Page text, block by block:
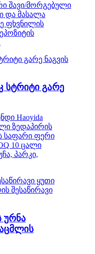
შავი/მორგებული
და მასალა
ფხვნილის
სტრიტი გარე
Haoyida
ზედაპირის
საფარი ფერი
10 ცალი
პარკი,
ურნა